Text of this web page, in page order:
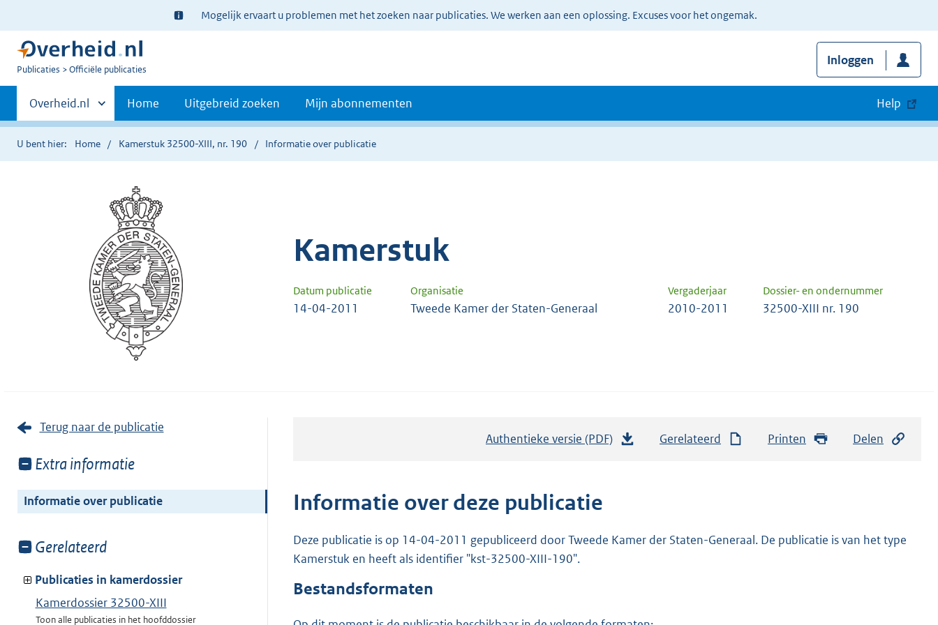
Ter
informatie:
Mogelijk ervaart u problemen met het zoeken naar publicaties. We werken aan een oplossing. Excuses voor het ongemak.
U
Publicaties Officiële publicaties
Inloggen
Primaire
navigatie
Andere
sites
binnen
Overheid.nl Home Uitgebreid zoeken Mijn abonnementen Help
U bent hier: Home Kamerstuk 32500-XIII, nr. 190 Informatie over publicatie
Kamerstuk
Datum publicatie Organisatie Vergaderjaar Dossier- en ondernummer
14-04-2011 Tweede Kamer der Staten-Generaal 2010-2011 32500-XIII nr. 190
Terug naar de publicatie
Toon
van:
Extra informatie
Informatie over publicatie
Toon
van:
Gerelateerd
Publicaties in kamerdossier
Kamerdossier 32500-XIII
Toon alle publicaties in het hoofddossier
Authentieke versie (PDF)
n
Gerelateerd Printen Delen
Informatie over deze publicatie
Deze publicatie is op 14-04-2011 gepubliceerd door Tweede Kamer der Staten-Generaal. De publicatie is van het type
Kamerstuk en heeft als identifier "kst-32500-XIII-190".
Bestandsformaten